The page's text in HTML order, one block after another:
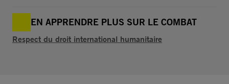
EN APPRENDRE PLUS SUR LE COMBAT
Respect du droit international humanitaire